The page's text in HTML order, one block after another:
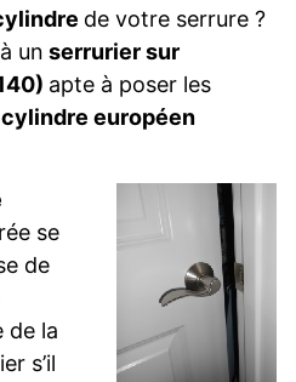
de votre serrure ?
un serrurier sur
apte à poser les
cylindre européen
se
de
de la
s’il